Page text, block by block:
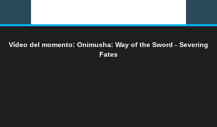
Vídeo del momento: Onimusha: Way of the Sword - Severing
Fates